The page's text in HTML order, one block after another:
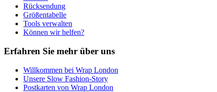
Rücksendung
Größentabelle
Tools verwalten
Können wir helfen?
Erfahren Sie mehr über uns
Willkommen bei Wrap London
Unsere Slow Fashion-Story
Postkarten von Wrap London